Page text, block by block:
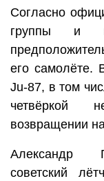
Согласно
группы и
его самолёте.
Ju-87, в том
четвёркой
возвращении
Александр
советский